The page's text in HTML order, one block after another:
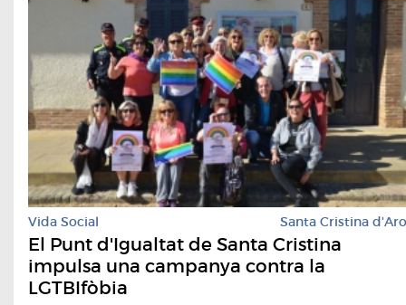
Vida Social Santa Cristina d'Aro
El Punt d'Igualtat de Santa Cristina
impulsa una campanya contra la
LGTBIfòbia